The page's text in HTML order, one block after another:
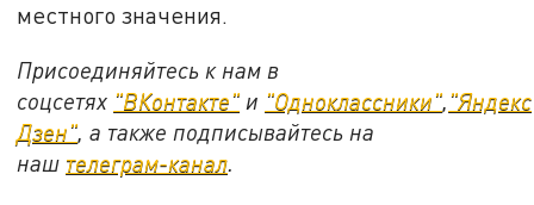
местного значения.
Присоединяйтесь к нам в
соцсетях "ВКонтакте" и "Одноклассники", "Яндекс
Дзен", а также подписывайтесь на
наш телеграм-канал.